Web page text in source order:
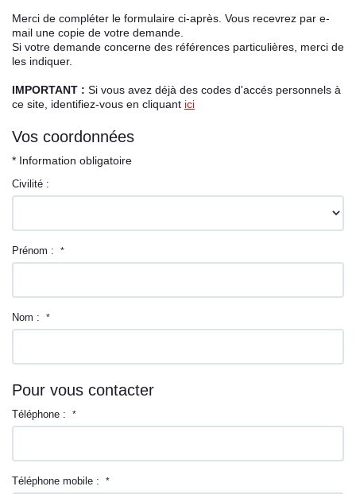
Faire gérer
Syndic
Espace client
Merci de compléter le formulaire ci-après. Vous recevrez par e-
mail une copie de votre demande.
Si votre demande concerne des références particulières, merci de
les indiquer.
IMPORTANT : Si vous avez déjà des codes d'accés personnels à
ce site, identifiez-vous en cliquant ici
Vos coordonnées
* Information obligatoire
Civilité :
Prénom : *
Nom : *
Pour vous contacter
Téléphone : *
Téléphone mobile : *